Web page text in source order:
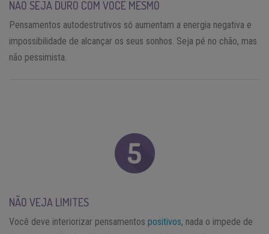
NÃO SEJA DURO COM VOCÊ MESMO
Pensamentos autodestrutivos só aumentam a energia negativa e
impossibilidade de alcançar os seus sonhos. Seja pé no chão, mas
não pessimista.
NÃO VEJA LIMITES
Você deve interiorizar pensamentos positivos, nada o impede de